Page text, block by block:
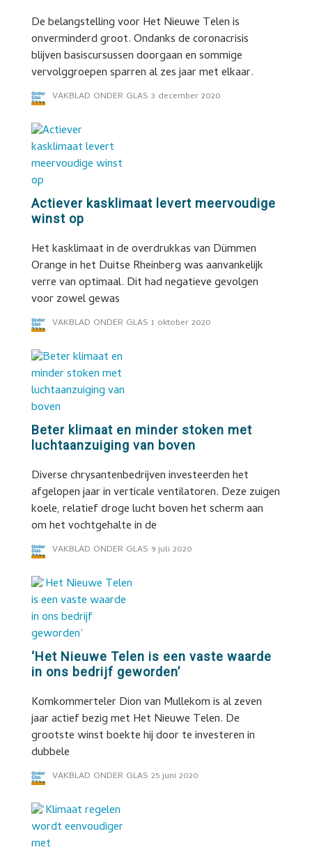
De belangstelling voor Het Nieuwe Telen is
onverminderd groot. Ondanks de coronacrisis
blijven basiscursussen doorgaan en sommige
vervolggroepen sparren al zes jaar met elkaar.
VAKBLAD ONDER GLAS 3 december 2020
Actiever kasklimaat levert meervoudige
winst op
Het kasklimaat in de overdrukkas van Dümmen
Orange in het Duitse Rheinberg was aanvankelijk
verre van optimaal. Dit had negatieve gevolgen
voor zowel gewas
VAKBLAD ONDER GLAS 1 oktober 2020
Beter klimaat en minder stoken met
luchtaanzuiging van boven
Diverse chrysantenbedrijven investeerden het
afgelopen jaar in verticale ventilatoren. Deze zuigen
koele, relatief droge lucht boven het scherm aan
om het vochtgehalte in de
VAKBLAD ONDER GLAS 9 juli 2020
‘Het Nieuwe Telen is een vaste waarde
in ons bedrijf geworden’
Komkommerteler Dion van Mullekom is al zeven
jaar actief bezig met Het Nieuwe Telen. De
grootste winst boekte hij door te investeren in
dubbele
VAKBLAD ONDER GLAS 25 juni 2020